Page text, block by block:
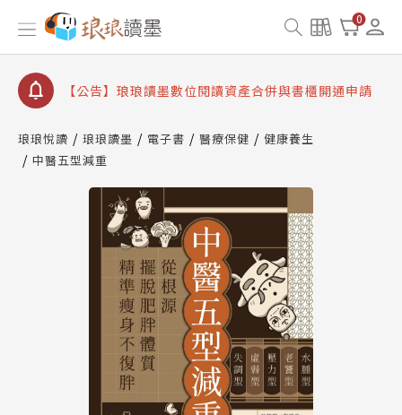
0
【公告】因 Readmoo 讀墨系統維護中，本站同步暫
停部分閱讀服務
【公告】琅琅讀墨數位閱讀資產合併與書櫃開通申請
【公告】琅琅讀墨書櫃開通常見問題
請圖文教學
【公告】琅琅書店服務升級重要說明及資產合併結果
查詢
【公告】因 Readmoo 讀墨系統維護中，本站同步暫
停部分閱讀服務
琅琅悅讀 琅琅讀墨 電子書 醫療保健
健康養生
中醫五型減重